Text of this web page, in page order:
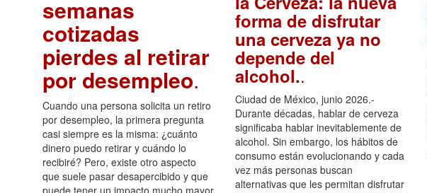
semanas
cotizadas
pierdes al retirar
por desempleo.
Cuando una persona solicita un retiro
por desempleo, la primera pregunta
casi siempre es la misma: ¿cuánto
dinero puedo retirar y cuándo lo
recibiré? Pero, existe otro aspecto
que suele pasar desapercibido y que
forma de disfrutar
una cerveza ya no
depende del
alcohol..
Ciudad de México, junio 2026.-
Durante décadas, hablar de cerveza
significaba hablar inevitablemente de
alcohol. Sin embargo, los hábitos de
consumo están evolucionando y cada
vez más personas buscan
alternativas que les permitan disfrutar